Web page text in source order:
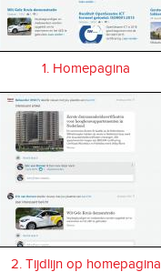
1. Homepagina
2. Tijdlijn op homepagina